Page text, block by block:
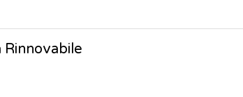
Rinnovabile